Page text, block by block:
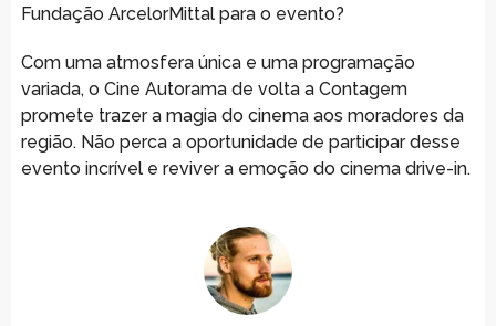
Fundação ArcelorMittal para o evento?
Com uma atmosfera única e uma programação
variada, o Cine Autorama de volta a Contagem
promete trazer a magia do cinema aos moradores da
região. Não perca a oportunidade de participar desse
evento incrível e reviver a emoção do cinema drive-in.